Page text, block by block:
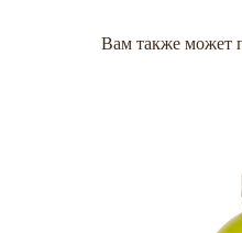
Вам также может